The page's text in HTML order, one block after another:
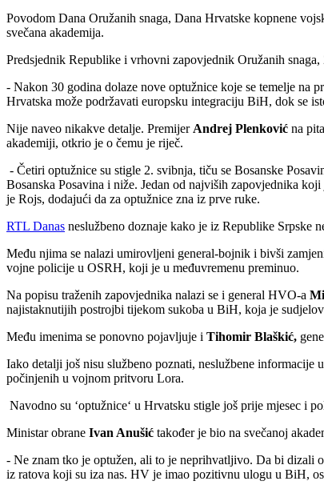
Povodom Dana Oružanih snaga, Dana Hrvatske kopnene
svečana akademija.
Predsjednik Republike i vrhovni zapovjednik Oružanih snaga,
- Nakon 30 godina dolaze nove optužnice koje se temelje na
Hrvatska može podržavati europsku integraciju BiH, dok se
Nije naveo nikakve detalje. PremijerAndrej Plenković na
akademiji, otkrio je o čemu je riječ.
- Četiri optužnice su stigle 2. svibnja, tiču se Bosanske
Bosanska Posavina i niže. Jedan od najviših zapovjednika
je Rojs, dodajući da za optužnice zna iz prve ruke.
RTL Danas neslužbeno doznaje kako je iz Republike Srpske
Među njima se nalazi umirovljeni general-bojnik i bivši
vojne policije u OSRH, koji je u međuvremenu preminuo.
Na popisu traženih zapovjednika nalazi se i general HVO-a
najistaknutijih postrojbi tijekom sukoba u BiH, koja je
Među imenima se ponovno pojavljuje i Tihomir Blaškić,
Iako detalji još nisu službeno poznati, neslužbene informacije
počinjenih u vojnom pritvoru Lora.
Navodno su ‘optužnice‘ u Hrvatsku stigle još prije mjesec i
Ministar obrane Ivan Anušić također je bio na svečanoj
- Ne znam tko je optužen, ali to je neprihvatljivo. Da bi dizali
iz ratova koji su iza nas. HV je imao pozitivnu ulogu u BiH,